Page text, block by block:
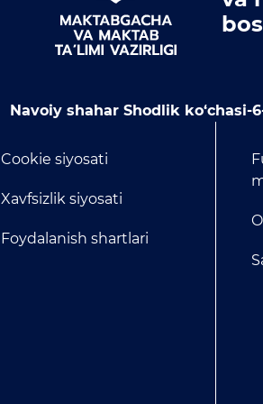
Navoiy shahar Shodlik ko‘chasi-
Cookie siyosati
Xavfsizlik siyosati
Foydalanish shartlari